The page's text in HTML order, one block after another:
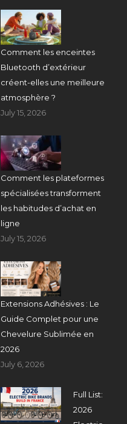
Comment les enceintes
Bluetooth d’extérieur
créent-elles une meilleure
atmosphère ?
July 15, 2026
Comment les plateformes
spécialisées transforment
les habitudes d’achat en
ligne
July 15, 2026
Extensions Adhésives : Le
Guide Complet pour une
Chevelure Sublimée en
2026
July 6, 2026
Full List:
2026